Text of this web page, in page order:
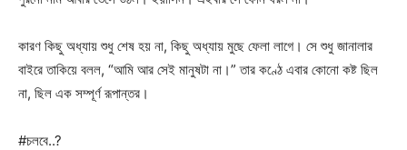
কারণ কিছু অধ্যায় শুধু শেষ হয় না, কিছু অধ্যায় মুছে ফেলা লাগে। সে শুধু জানালার
বাইরে তাকিয়ে বলল, “আমি আর সেই মানুষটা না।” তার কণ্ঠে এবার কোনো কষ্ট ছিল
না, ছিল এক সম্পূর্ণ রূপান্তর।
#চলবে..?